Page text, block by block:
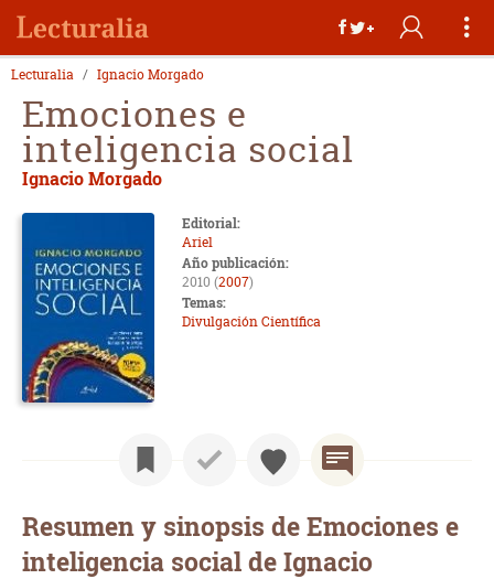
Lecturalia Ignacio Morgado
Emociones e
inteligencia social
Ignacio Morgado
Editorial:
Ariel
Año publicación:
2010 (2007)
Temas:
Divulgación Científica
Resumen y sinopsis de Emociones e
inteligencia social de Ignacio